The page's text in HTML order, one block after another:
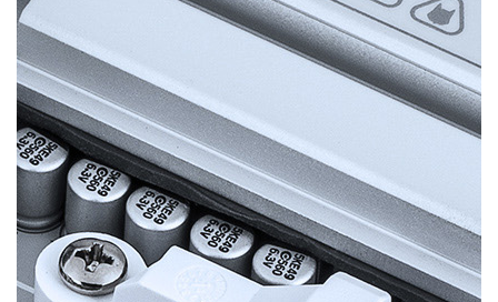
Цифровой Twin VRM модуль